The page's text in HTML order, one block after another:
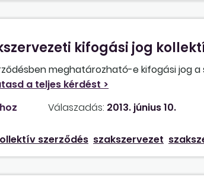
kifogási jog
meghatározható-e kifogási jog
Válaszadás: 2013. június 10.
szerződés szakszervezet